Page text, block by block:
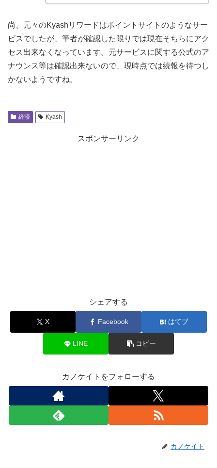
尚、元々のKyashリワードはポイントサイトのようなサー
ビスでしたが、筆者が確認した限りでは現在そちらにアク
セス出来なくなっています。元サービスに関する公式のア
ナウンス等は確認出来ないので、現時点では続報を待つし
かないようですね。
経済 Kyash
スポンサーリンク
シェアする
X Facebook はてブ
LINE コピー
カノケイトをフォローする
カノケイト